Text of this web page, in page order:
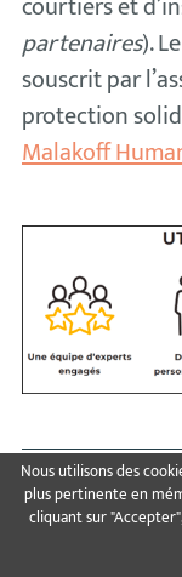
partenaires).
souscrit par
protection
Malakoff
Notre
Nous utilisons des
plus pertinente en
cliquant sur